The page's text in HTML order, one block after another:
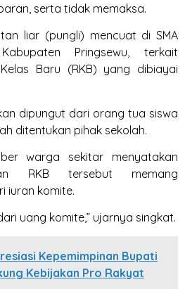
serta tidak memaksa.
liar (pungli) mencuat di SMA
Pringsewu, terkait
Baru (RKB) yang dibiayai
dipungut dari orang tua siswa
ditentukan pihak sekolah.
warga sekitar menyatakan
RKB tersebut memang
iuran komite.
uang komite,” ujarnya singkat.
Kepemimpinan Bupati
Kebijakan Pro Rakyat